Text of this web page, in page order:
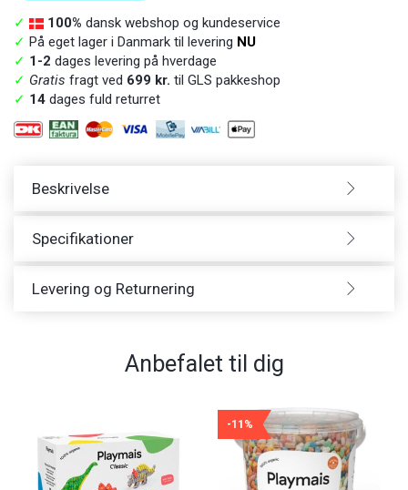
✓ 100% dansk webshop og kundeservice
✓ På eget lager i Danmark til levering NU
✓ 1-2 dages levering på hverdage
✓ Gratis fragt ved 699 kr. til GLS pakkeshop
✓ 14 dages fuld returret
Beskrivelse
Specifikationer
Levering og Returnering
Anbefalet til dig
-11%